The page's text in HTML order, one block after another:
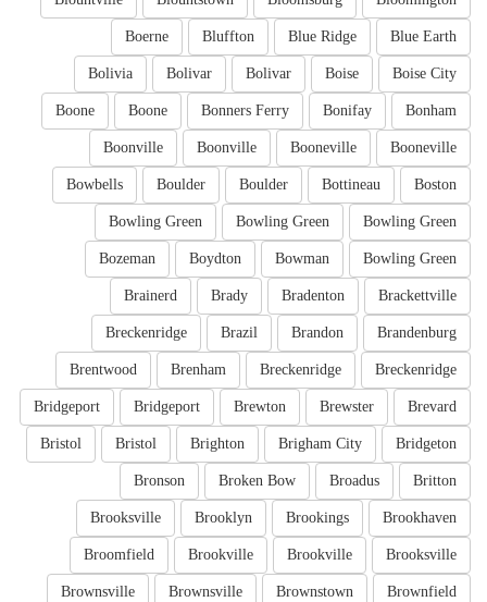
Blue Earth
Blue Ridge
Bluffton
Boerne
Boise City
Boise
Bolivar
Bolivar
Bolivia
Bonham
Bonifay
Bonners Ferry
Boone
Boone
Booneville
Booneville
Boonville
Boonville
Boston
Bottineau
Boulder
Boulder
Bowbells
Bowling Green
Bowling Green
Bowling Green
Bowling Green
Bowman
Boydton
Bozeman
Brackettville
Bradenton
Brady
Brainerd
Brandenburg
Brandon
Brazil
Breckenridge
Breckenridge
Breckenridge
Brenham
Brentwood
Brevard
Brewster
Brewton
Bridgeport
Bridgeport
Bridgeton
Brigham City
Brighton
Bristol
Bristol
Britton
Broadus
Broken Bow
Bronson
Brookhaven
Brookings
Brooklyn
Brooksville
Brooksville
Brookville
Brookville
Broomfield
Brownfield
Brownstown
Brownsville
Brownsville